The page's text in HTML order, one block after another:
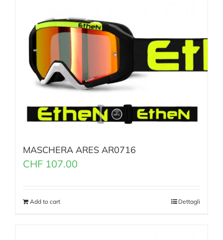
MASCHERA ARES AR0716
CHF 107.00
Add to cart Dettagli